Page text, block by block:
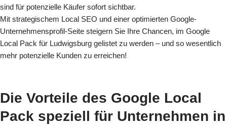
sind für potenzielle Käufer sofort sichtbar.
Mit strategischem Local SEO und einer optimierten Google-
Unternehmensprofil-Seite steigern Sie Ihre Chancen, im Google
Local Pack für Ludwigsburg gelistet zu werden – und so wesentlich
mehr potenzielle Kunden zu erreichen!
Die Vorteile des Google Local
Pack speziell für Unternehmen in